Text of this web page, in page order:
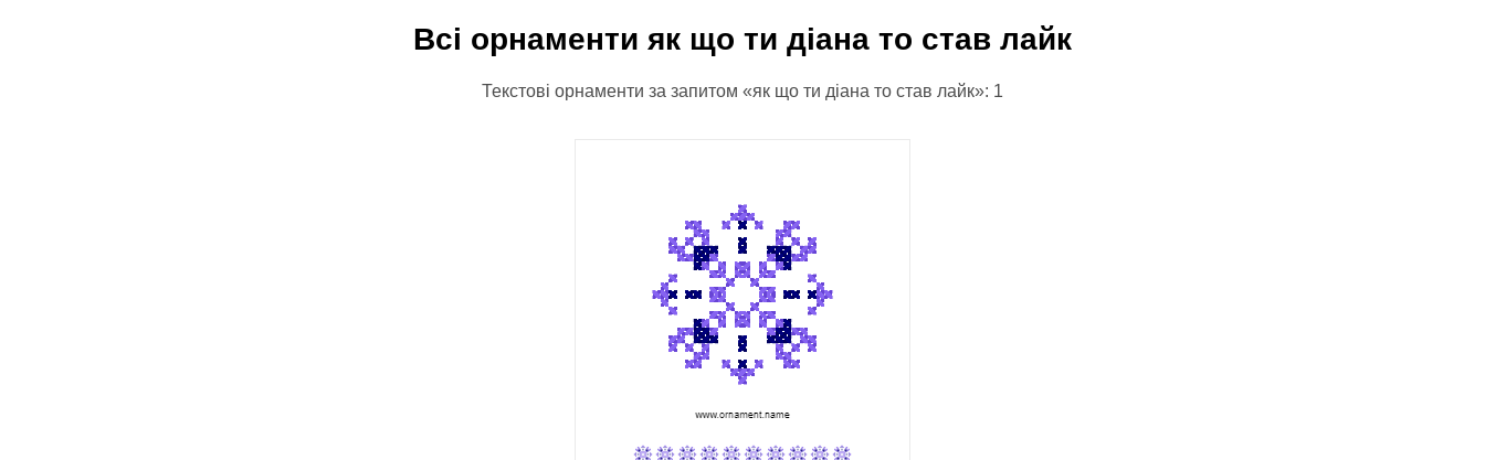
Всі орнаменти як що ти діана то став лайк
Текстові орнаменти за запитом «як що ти діана то став лайк»: 1